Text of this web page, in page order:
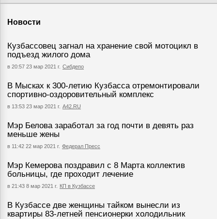
Новости
Кузбассовец загнал на хранение свой мотоцикл в
подъезд жилого дома
в 20:57 23 мар 2021 г. Сибдепо
В Мысках к 300-летию Кузбасса отремонтировали
спортивно-оздоровительный комплекс
в 13:53 23 мар 2021 г. А42.RU
Мэр Белова заработал за год почти в девять раз
меньше жены
в 11:42 22 мар 2021 г. Федерал Пресс
Мэр Кемерова поздравил с 8 Марта коллектив
больницы, где проходит лечение
в 21:43 8 мар 2021 г. КП в Кузбассе
В Кузбассе две женщины тайком вынесли из
квартиры 83-летней пенсионерки холодильник